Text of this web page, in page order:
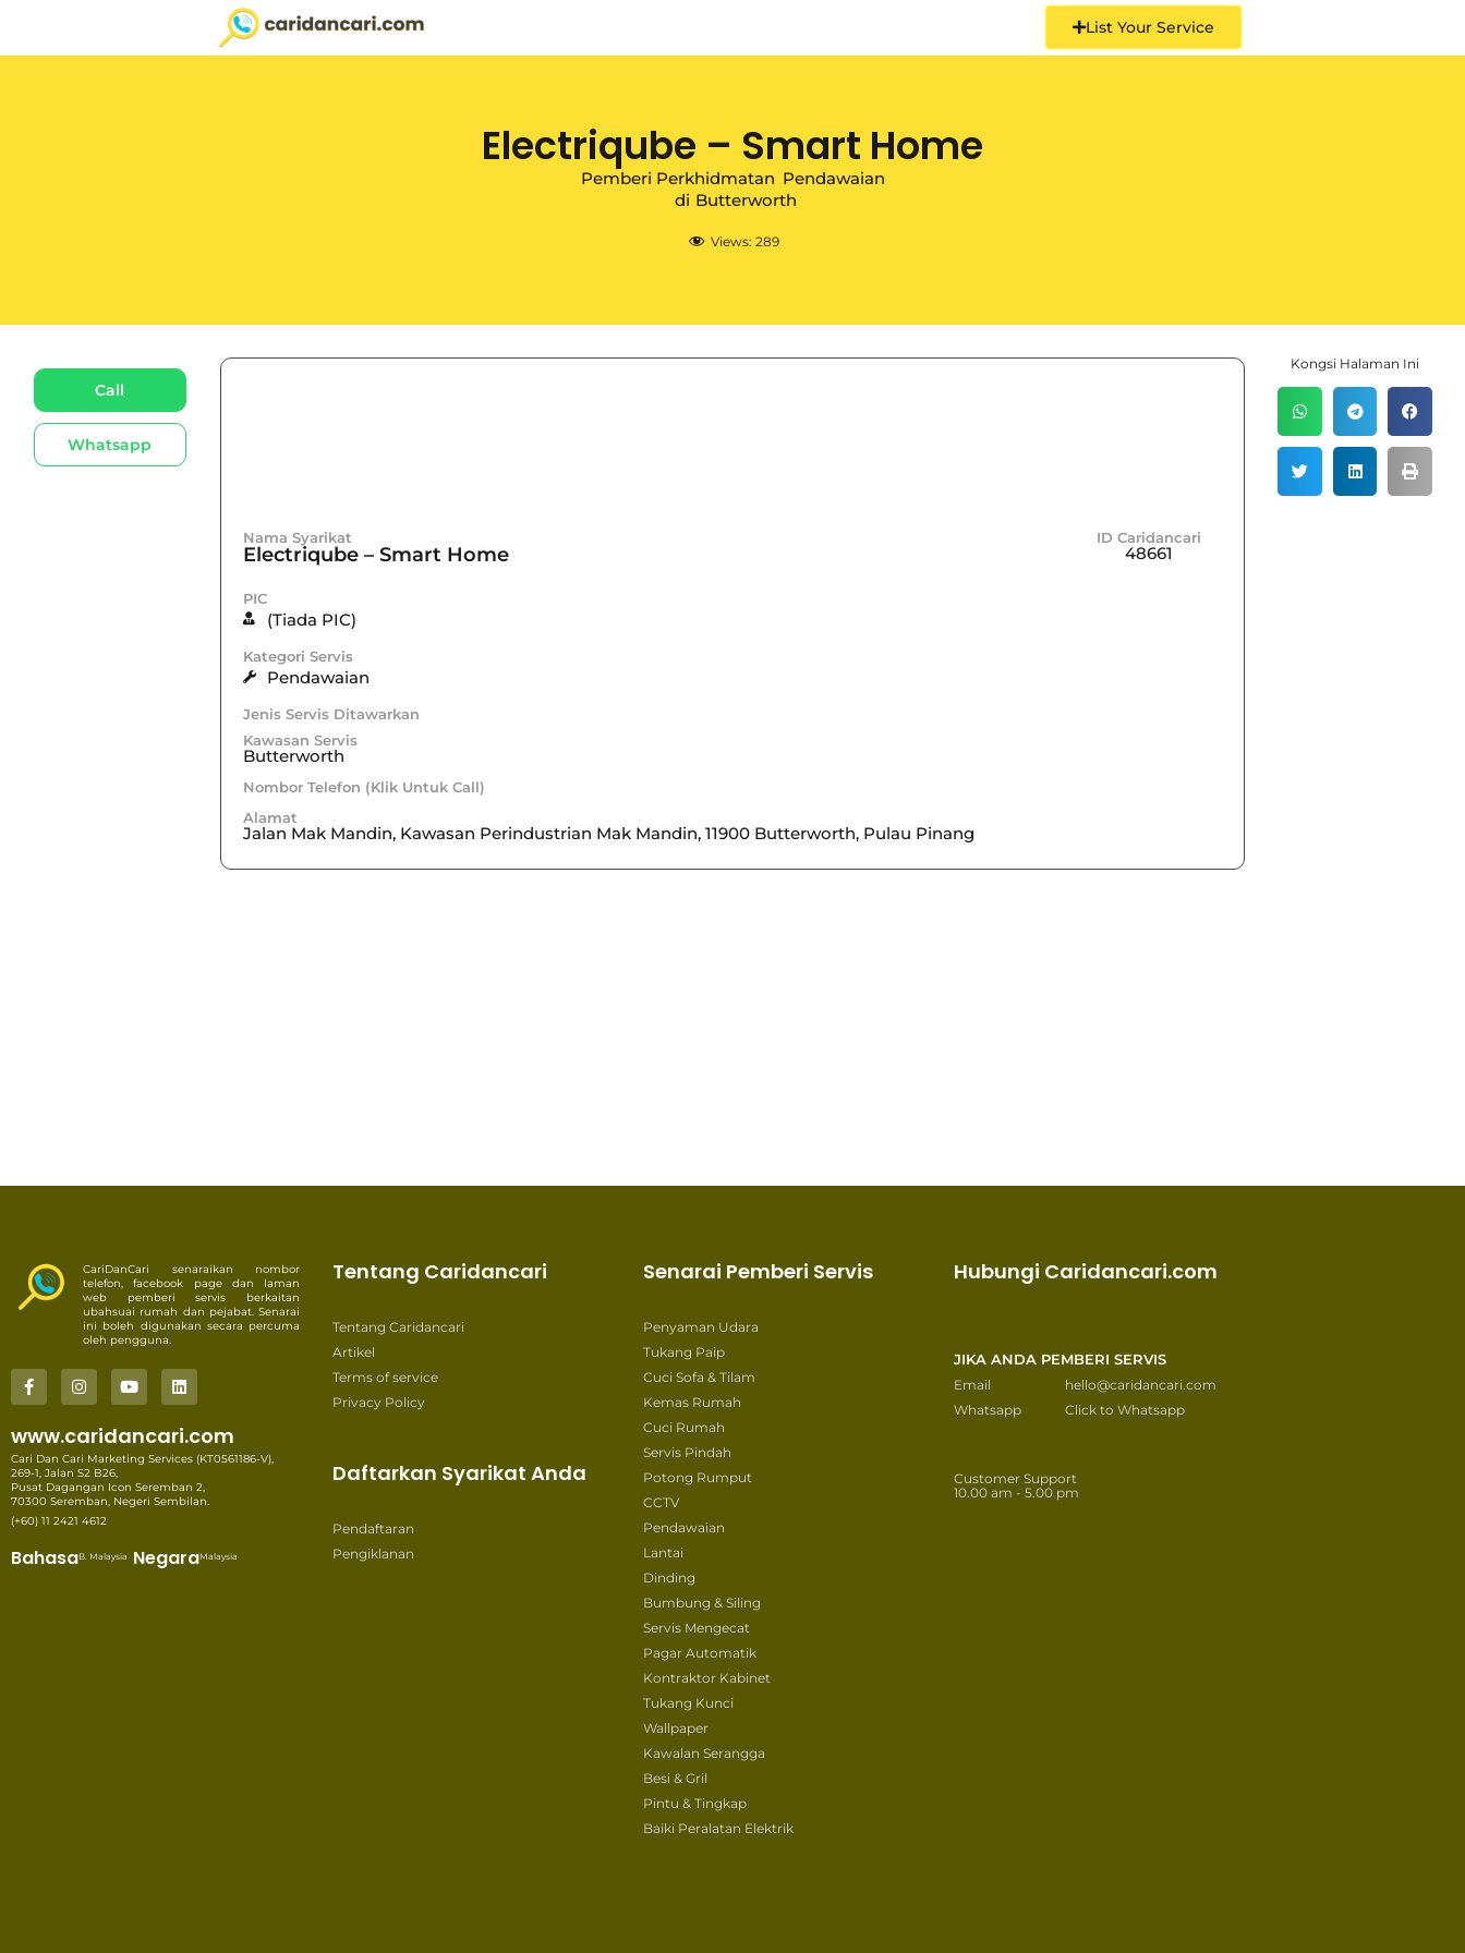
List Your Service
Electriqube – Smart Home
Pemberi Perkhidmatan Pendawaian
di Butterworth
Views: 289
Call
Whatsapp
Nama Syarikat
Electriqube – Smart Home
ID Caridancari
48661
PIC
(Tiada PIC)
Kategori Servis
Pendawaian
Jenis Servis Ditawarkan
Kawasan Servis
Butterworth
Nombor Telefon (Klik Untuk Call)
Alamat
Jalan Mak Mandin, Kawasan Perindustrian Mak Mandin, 11900 Butterworth, Pulau Pinang
Kongsi Halaman Ini
CariDanCari senaraikan nombor
telefon, facebook page dan laman
web pemberi servis berkaitan
ubahsuai rumah dan pejabat. Senarai
ini boleh digunakan secara percuma
oleh pengguna.
www.caridancari.com
Cari Dan Cari Marketing Services (KT0561186-V),
269-1, Jalan S2 B26,
Pusat Dagangan Icon Seremban 2,
70300 Seremban, Negeri Sembilan.
(+60) 11 2421 4612
BahasaB. Malaysia NegaraMalaysia
Tentang Caridancari
Tentang Caridancari
Artikel
Terms of service
Privacy Policy
Daftarkan Syarikat Anda
Pendaftaran
Pengiklanan
Senarai Pemberi Servis
Penyaman Udara
Tukang Paip
Cuci Sofa & Tilam
Kemas Rumah
Cuci Rumah
Servis Pindah
Potong Rumput
CCTV
Pendawaian
Lantai
Dinding
Bumbung & Siling
Servis Mengecat
Pagar Automatik
Kontraktor Kabinet
Tukang Kunci
Wallpaper
Kawalan Serangga
Besi & Gril
Pintu & Tingkap
Baiki Peralatan Elektrik
Hubungi Caridancari.com
JIKA ANDA PEMBERI SERVIS
Email
hello@caridancari.com
Whatsapp
Click to Whatsapp
Customer Support
10.00 am - 5.00 pm